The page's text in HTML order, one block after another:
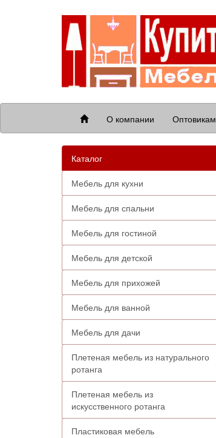
О компании Оптовикам
Каталог
Мебель для кухни
Мебель для спальни
Мебель для гостиной
Мебель для детской
Мебель для прихожей
Мебель для ванной
Мебель для дачи
Плетеная мебель из натурального
ротанга
Плетеная мебель из
искусственного ротанга
Пластиковая мебель